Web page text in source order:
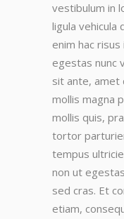
vestibulum in
ligula vehicula
enim hac
egestas nunc
sit ante, amet
mollis magna
mollis quis,
tortor
tempus
non ut
sed cras. Et
etiam,